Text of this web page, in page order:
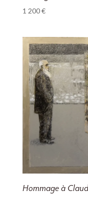
1 200€
Hommage à